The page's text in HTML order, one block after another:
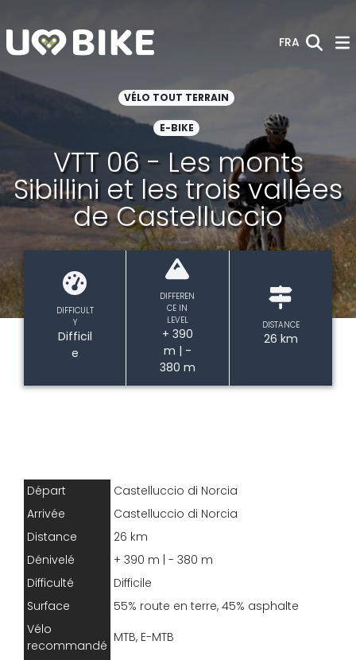
FRA
VÉLO TOUT TERRAIN
E-BIKE
VTT 06 - Les monts
Sibillini et les trois vallées
de Castelluccio
DIFFICULT
Y
Difficil
e
DIFFEREN
CE IN
LEVEL
+ 390
m | -
380 m
DISTANCE
26 km
Départ
Castelluccio di Norcia
Arrivée
Castelluccio di Norcia
Distance
26 km
Dénivelé
+ 390 m | - 380 m
Difficulté
Difficile
Surface
55% route en terre, 45% asphalte
Vélo
recommandé
MTB, E-MTB